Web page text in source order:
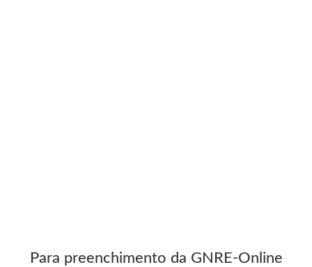
Para preenchimento da GNRE-Online